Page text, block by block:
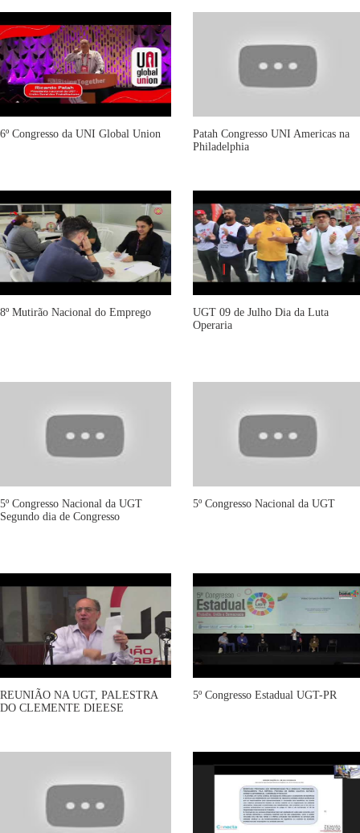
6º Congresso da UNI Global Union
Patah Congresso UNI Americas na
Philadelphia
8º Mutirão Nacional do Emprego
UGT 09 de Julho Dia da Luta
Operaria
5º Congresso Nacional da UGT
Segundo dia de Congresso
5º Congresso Nacional da UGT
REUNIÃO NA UGT, PALESTRA
DO CLEMENTE DIEESE
5º Congresso Estadual UGT-PR